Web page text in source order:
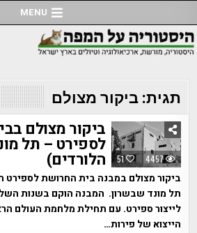
to
content
MENU
תגית:ביקור מצולם
51 4457
ביקור מצולם
לספירט – תל
הלורדים)
ביקור מצולם במבנה בית החרושת לספירט
תל מונד שבשרון. המבנה הוקם בשנות
לייצור ספירט. עם תחילת מלחמת העולם
הייצוא של פירות…